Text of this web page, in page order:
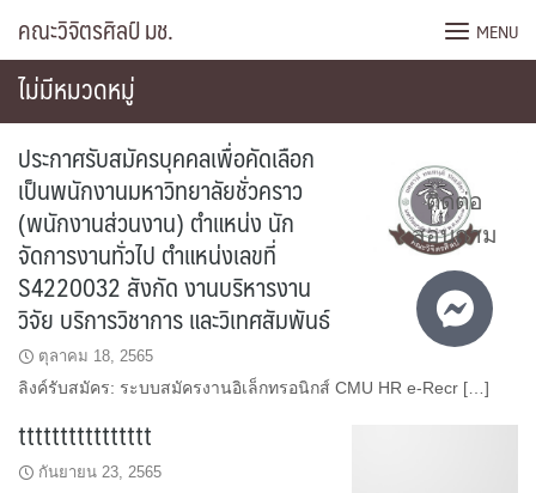
content
คณะวิจิตรศิลป์ มช. MENU
ไม่มีหมวดหมู่
ประกาศรับสมัครบุคคลเพื่อคัดเลือก
เป็นพนักงานมหาวิทยาลัยชั่วคราว
(พนักงานส่วนงาน) ตำแหน่ง นัก
จัดการงานทั่วไป ตำแหน่งเลขที่
S4220032 สังกัด งานบริหารงาน
วิจัย บริการวิชาการ และวิเทศสัมพันธ์
ตุลาคม 18, 2565
ลิงค์รับสมัคร: ระบบสมัครงานอิเล็กทรอนิกส์ CMU HR e-Recr […]
tttttttttttttttt
กันยายน 23, 2565
ติดต่อ
สอบถาม